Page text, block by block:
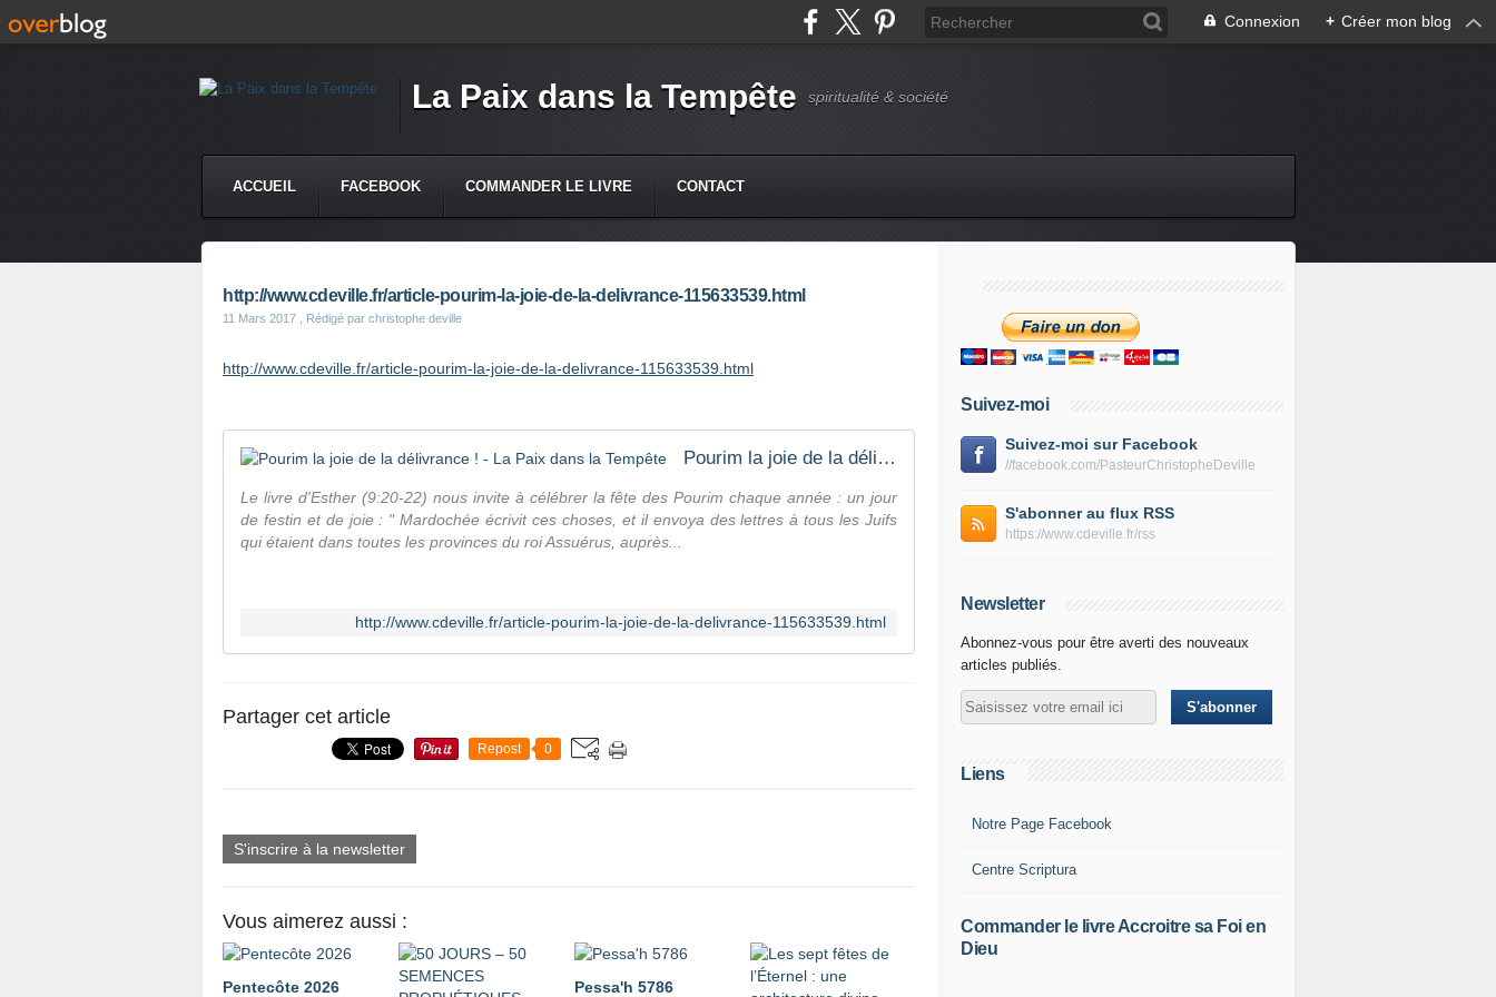
Connexion + Créer mon blog
La Paix dans la Tempête spiritualité & société
ACCUEIL FACEBOOK COMMANDER LE LIVRE CONTACT
http://www.cdeville.fr/article-pourim-la-joie-de-la-delivrance-115633539.html
11 Mars 2017 , Rédigé par christophe deville
http://www.cdeville.fr/article-pourim-la-joie-de-la-delivrance-115633539.html
Pourim la joie de la délivrance ! - La Paix dans la Tempête
Le livre d'Esther (9:20-22) nous invite à célébrer la fête des Pourim chaque année : un jour
de festin et de joie : " Mardochée écrivit ces choses, et il envoya des lettres à tous les Juifs
qui étaient dans toutes les provinces du roi Assuérus, auprès...
http://www.cdeville.fr/article-pourim-la-joie-de-la-delivrance-115633539.html
Partager cet article
Repost 0
S'inscrire à la newsletter
Vous aimerez aussi :
Pentecôte 2026 Pessa'h 5786
Suivez-moi
Suivez-moi sur Facebook
//facebook.com/PasteurChristopheDeville
S'abonner au flux RSS
https://www.cdeville.fr/rss
Newsletter
Abonnez-vous pour être averti des nouveaux
articles publiés.
Liens
Notre Page Facebook
Centre Scriptura
Commander le livre Accroitre sa Foi en
Dieu